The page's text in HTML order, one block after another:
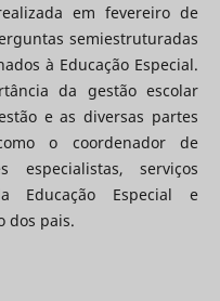
em fevereiro de
semiestruturadas
à Educação Especial.
da gestão escolar
e as diversas partes
o coordenador de
especialistas, serviços
Educação Especial e
dos pais.